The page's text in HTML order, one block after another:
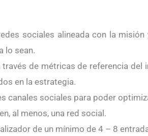
sociales alineada con la
lo sean.
de métricas de referencia del
en la estrategia.
canales sociales para poder
al menos, una red social.
de un mínimo de 4 – 8